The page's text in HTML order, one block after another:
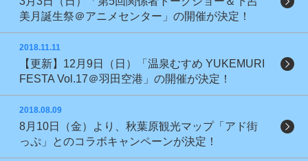
美月誕生祭＠アニメセンター」の開催が決定！
2018.11.11
【更新】12月9日（日）「温泉むすめ YUKEMURI
FESTA Vol.17＠羽田空港」の開催が決定！
2018.08.09
8月10日（金）より、秋葉原観光マップ「アド街
っぷ」とのコラボキャンペーンが決定！